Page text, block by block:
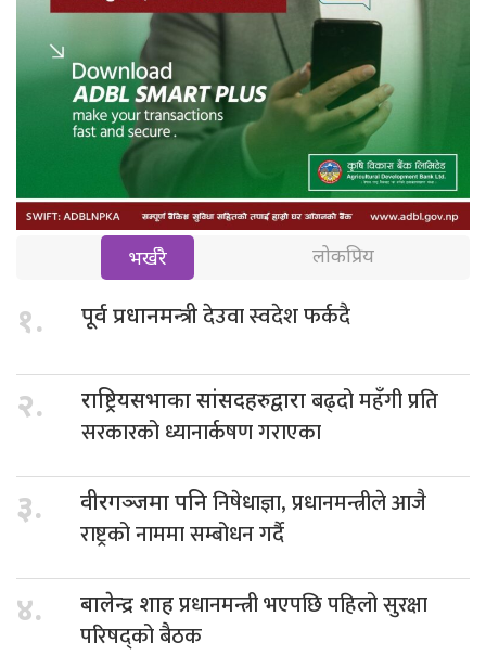
भर्खरै लोकप्रिय
१. पूर्व प्रधानमन्त्रीदेउवा स्वदेश फर्कदै
२. राष्ट्रियसभाका सांसदहरुद्वाराबढ्दो महँगी प्रति
सरकारको ध्यानार्कषण गराएका
३. वीरगञ्जमा पनिनिषेधाज्ञा, प्रधानमन्त्रीले आजै
राष्ट्रको नाममा सम्बोधन गर्दै
४. बालेन्द्र शाहप्रधानमन्त्री भएपछि पहिलो सुरक्षा
परिषद्को बैठक